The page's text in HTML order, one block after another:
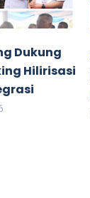
Dukung
Hilirisasi